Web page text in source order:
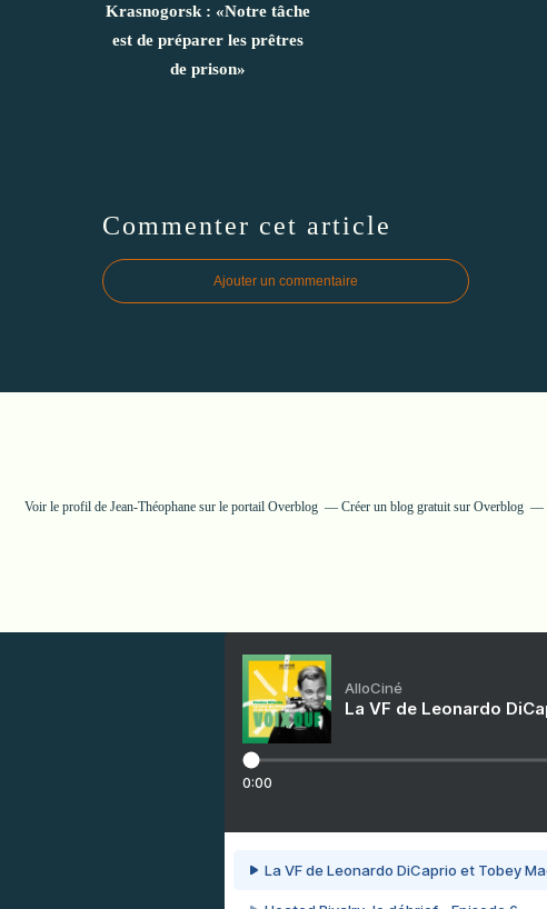
Krasnogorsk : «Notre tâche
est de préparer les prêtres
de prison»
Commenter cet article
Ajouter un commentaire
Voir le profil de Jean-Théophane sur le portail Overblog Créer un blog gratuit sur Overblog
AlloCiné
La VF de Leonardo
0:00
La VF de Leonardo DiCaprio et Tobey